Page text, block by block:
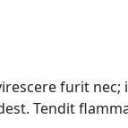
furit nec;
Tendit